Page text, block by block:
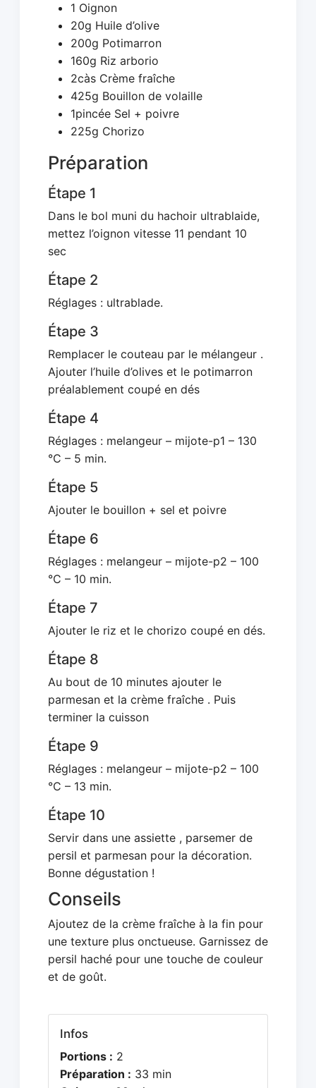
1 Oignon
20g Huile d’olive
200g Potimarron
160g Riz arborio
2càs Crème fraîche
425g Bouillon de volaille
1pincée Sel + poivre
225g Chorizo
Préparation
Étape 1
Dans le bol muni du hachoir ultrablaide,
mettez l’oignon vitesse 11 pendant 10
sec
Étape 2
Réglages : ultrablade.
Étape 3
Remplacer le couteau par le mélangeur .
Ajouter l’huile d’olives et le potimarron
préalablement coupé en dés
Étape 4
Réglages : melangeur – mijote-p1 – 130
°C – 5 min.
Étape 5
Ajouter le bouillon + sel et poivre
Étape 6
Réglages : melangeur – mijote-p2 – 100
°C – 10 min.
Étape 7
Ajouter le riz et le chorizo coupé en dés.
Étape 8
Au bout de 10 minutes ajouter le
parmesan et la crème fraîche . Puis
terminer la cuisson
Étape 9
Réglages : melangeur – mijote-p2 – 100
°C – 13 min.
Étape 10
Servir dans une assiette , parsemer de
persil et parmesan pour la décoration.
Bonne dégustation !
Conseils
Ajoutez de la crème fraîche à la fin pour
une texture plus onctueuse. Garnissez de
persil haché pour une touche de couleur
et de goût.
Infos
Portions : 2
Préparation : 33 min